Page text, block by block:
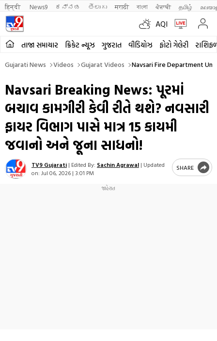
हिन्दी News9 ಕನ್ನಡ తెలుగు मराठी বাংলা ਪੰਜਾਬੀ தமிழ்
AQI
તાજા સમાચાર ક્રિકેટ ન્યૂઝ ગુજરાત વીડિયોઝ ફોટો ગેલેરી
Gujarati News Videos Gujarat Videos Navsari Fire Department
Navsari Breaking News: પૂરમાં
બચાવ કામગીરી કેવી રીતે થશે? નવસારી
ફાયર વિભાગ પાસે માત્ર 15 કાયમી
જવાનો અને જૂના સાધનો!
TV9 Gujarati | Edited By: Sachin Agrawal | Updated
on: Jul 06, 2026 | 3:01 PM
SHARE